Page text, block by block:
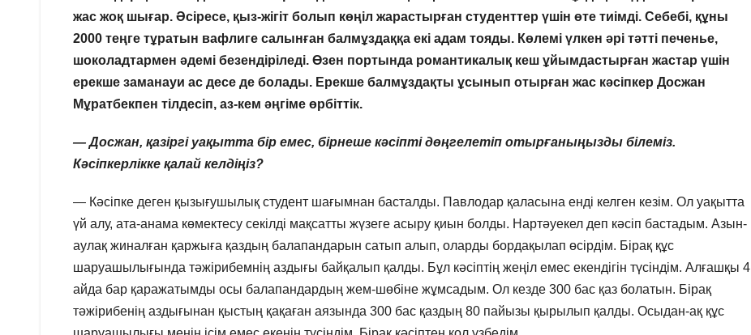
жас жоқ шығар. Әсіресе, қыз-жігіт болып көңіл жарастырған студенттер үшін өте тиімді. Себебі, құны
2000 теңге тұратын вафлиге салынған балмұздаққа екі адам тояды. Көлемі үлкен әрі тәтті печенье,
шоколадтармен әдемі безендіріледі. Өзен портында романтикалық кеш ұйымдастырған жастар үшін
ерекше заманауи ас десе де болады. Ерекше балмұздақты ұсынып отырған жас кәсіпкер Досжан
Мұратбекпен тілдесіп, аз-кем әңгіме өрбіттік.
—Досжан, қазіргі уақытта бір емес, бірнеше кәсіпті дөңгелетіп отырғаныңызды білеміз.
Кәсіпкерлікке қалай келдіңіз?
— Кәсіпке деген қызығушылық студент шағымнан басталды. Павлодар қаласына енді келген кезім. Ол уақытта
үй алу, ата-анама көмектесу секілді мақсатты жүзеге асыру қиын болды. Нартәуекел деп кәсіп бастадым. Азын-
аулақ жиналған қаржыға қаздың балапандарын сатып алып, оларды бордақылап өсірдім. Бірақ құс
шаруашылығында тәжірибемнің аздығы байқалып қалды. Бұл кәсіптің жеңіл емес екендігін түсіндім. Алғашқы 4
айда бар қаражатымды осы балапандардың жем-шөбіне жұмсадым. Ол кезде 300 бас қаз болатын. Бірақ
тәжірибенің аздығынан қыстың қақаған аязында 300 бас қаздың 80 пайызы қырылып қалды. Осыдан-ақ құс